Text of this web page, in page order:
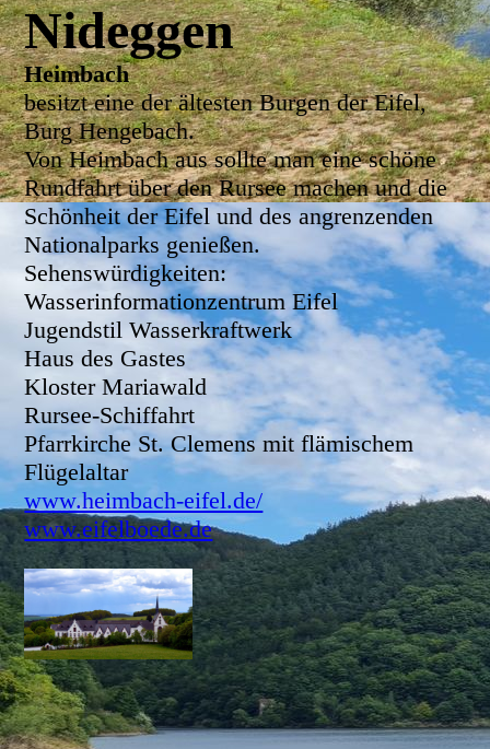
Nideggen
Heimbach
besitzt eine der ältesten Burgen der Eifel,
Burg Hengebach.
Von Heimbach aus sollte man eine schöne
Rundfahrt über den Rursee machen und die
Schönheit der Eifel und des angrenzenden
Nationalparks genießen.
Sehenswürdigkeiten:
Wasserinformationzentrum Eifel
Jugendstil Wasserkraftwerk
Haus des Gastes
Kloster Mariawald
Rursee-Schiffahrt
Pfarrkirche St. Clemens mit flämischem
Flügelaltar
www.heimbach-eifel.de/
www.eifelboede.de